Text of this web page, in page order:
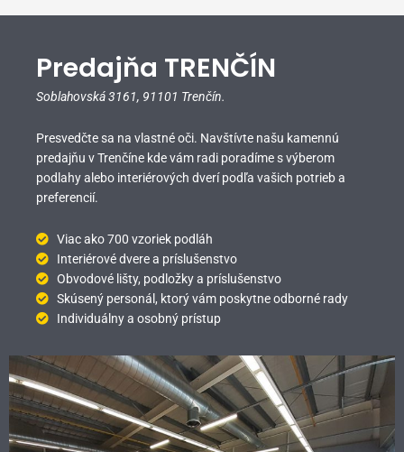
Predajňa TRENČÍN
Soblahovská 3161, 91101 Trenčín.
Presvedčte sa na vlastné oči. Navštívte našu kamennú
predajňu v Trenčíne kde vám radi poradíme s výberom
podlahy alebo interiérových dverí podľa vašich potrieb a
preferencií.
Viac ako 700 vzoriek podláh
Interiérové dvere a príslušenstvo
Obvodové lišty, podložky a príslušenstvo
Skúsený personál, ktorý vám poskytne odborné rady
Individuálny a osobný prístup